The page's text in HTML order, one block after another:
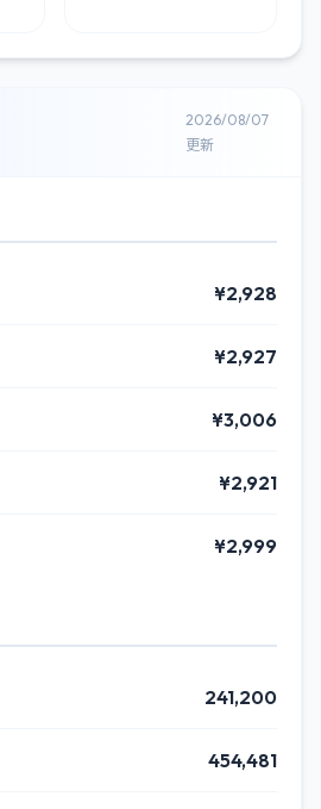
2026/08/07
更新
¥2,928
¥2,927
¥3,006
¥2,921
¥2,999
241,200
454,481